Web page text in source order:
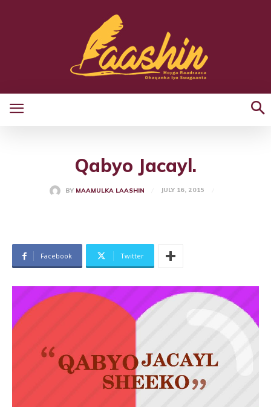
Qabyo Jacayl.
BY MAAMULKA LAASHIN JULY 16, 2015
Facebook Twitter